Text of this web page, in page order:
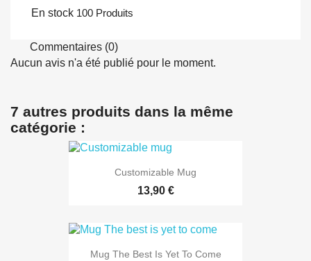
En stock 100 Produits
Commentaires (0)
Aucun avis n'a été publié pour le moment.
7 autres produits dans la même
catégorie :
Customizable Mug
13,90 €
Mug The Best Is Yet To Come